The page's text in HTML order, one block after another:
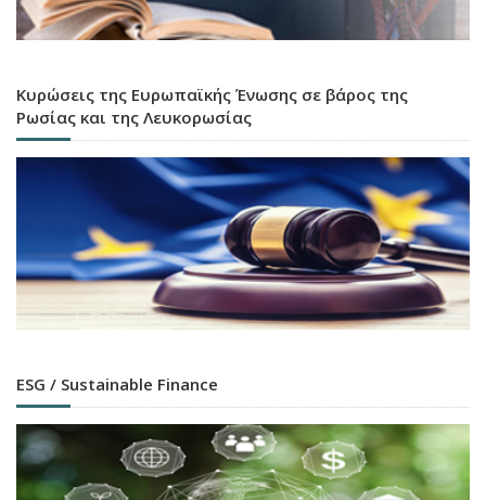
Κυρώσεις της Ευρωπαϊκής Ένωσης σε βάρος της
Ρωσίας και της Λευκορωσίας
ESG / Sustainable Finance